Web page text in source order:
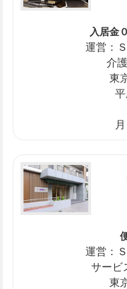
入居金
運営：
介
東
運営：
サービ
東